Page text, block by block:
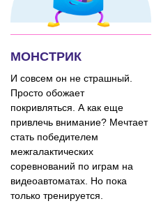
МОНСТРИК
И совсем он не страшный.
Просто обожает
покривляться. А как еще
привлечь внимание? Мечтает
стать победителем
межгалактических
соревнований по играм на
видеоавтоматах. Но пока
только тренируется.